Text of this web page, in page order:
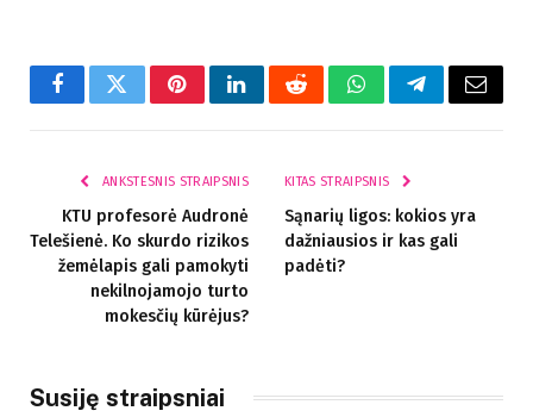
FacebookTwitterPinterestLinkedInRedditWhatsAppTelegram
El.
ANKSTESNIS STRAIPSNIS
KTU profesorė Audronė
Telešienė. Ko skurdo rizikos
žemėlapis gali pamokyti
nekilnojamojo turto
mokesčių kūrėjus?
KITAS STRAIPSNIS
Sąnarių ligos: kokios yra
dažniausios ir kas gali
padėti?
Susiję straipsniai